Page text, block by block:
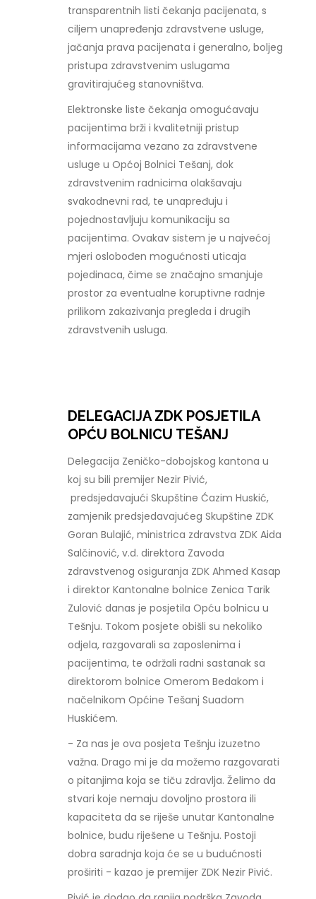
transparentnih listi čekanja pacijenata, s
ciljem unapređenja zdravstvene usluge,
jačanja prava pacijenata i generalno, boljeg
pristupa zdravstvenim uslugama
gravitirajućeg stanovništva.
Elektronske liste čekanja omogućavaju
pacijentima brži i kvalitetniji pristup
informacijama vezano za zdravstvene
usluge u Općoj Bolnici Tešanj, dok
zdravstvenim radnicima olakšavaju
svakodnevni rad, te unapređuju i
pojednostavljuju komunikaciju sa
pacijentima. Ovakav sistem je u najvećoj
mjeri oslobođen mogućnosti uticaja
pojedinaca, čime se značajno smanjuje
prostor za eventualne koruptivne radnje
prilikom zakazivanja pregleda i drugih
zdravstvenih usluga.
DELEGACIJA ZDK POSJETILA
OPĆU BOLNICU TEŠANJ
Delegacija Zeničko-dobojskog kantona u
koj su bili premijer Nezir Pivić,
predsjedavajući Skupštine Ćazim Huskić,
zamjenik predsjedavajućeg Skupštine ZDK
Goran Bulajić, ministrica zdravstva ZDK Aida
Salčinović, v.d. direktora Zavoda
zdravstvenog osiguranja ZDK Ahmed Kasap
i direktor Kantonalne bolnice Zenica Tarik
Zulović danas je posjetila Opću bolnicu u
Tešnju. Tokom posjete obišli su nekoliko
odjela, razgovarali sa zaposlenima i
pacijentima, te održali radni sastanak sa
direktorom bolnice Omerom Bedakom i
načelnikom Općine Tešanj Suadom
Huskićem.
- Za nas je ova posjeta Tešnju izuzetno
važna. Drago mi je da možemo razgovarati
o pitanjima koja se tiču zdravlja. Želimo da
stvari koje nemaju dovoljno prostora ili
kapaciteta da se riješe unutar Kantonalne
bolnice, budu riješene u Tešnju. Postoji
dobra saradnja koja će se u budućnosti
proširiti - kazao je premijer ZDK Nezir Pivić.